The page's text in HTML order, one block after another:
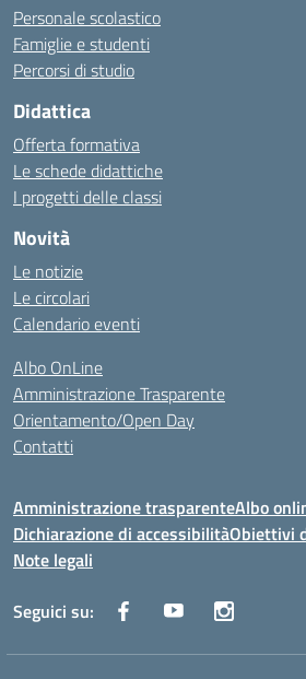
Personale scolastico
Famiglie e studenti
Percorsi di studio
Didattica
Offerta formativa
Le schede didattiche
I progetti delle classi
Novità
Le notizie
Le circolari
Calendario eventi
Albo OnLine
Amministrazione Trasparente
Orientamento/Open Day
Contatti
Amministrazione trasparenteAlbo
Dichiarazione di accessibilitàObiettivi
Note legali
Seguici su: